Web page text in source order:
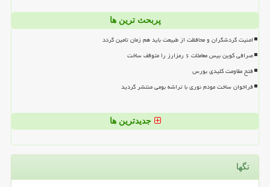
پربحث ترین ها
امنیت گردشگران و محافظت از طبیعت باید هم زمان تامین گردد
صرافی کوین بیس معاملات ۶ رمزارز را متوقف ساخت
فتح مقاومت کلیدی بورس
فراخوان ساخت مودم نوری با تراشه بومی منتشر گردید
جدیدترین ها
تگها